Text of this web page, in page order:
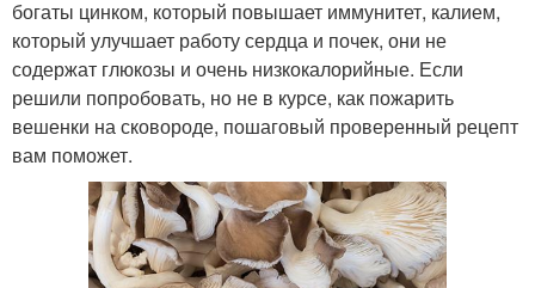
богаты цинком, который повышает иммунитет, калием,
который улучшает работу сердца и почек, они не
содержат глюкозы и очень низкокалорийные. Если
решили попробовать, но не в курсе, как пожарить
вешенки на сковороде, пошаговый проверенный рецепт
вам поможет.